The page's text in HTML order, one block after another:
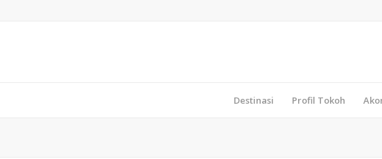
Destinasi Profil Tokoh